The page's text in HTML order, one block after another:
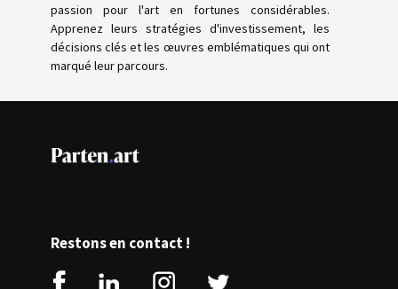
passion pour l'art en fortunes considérables.
Apprenez leurs stratégies d'investissement, les
décisions clés et les œuvres emblématiques qui ont
marqué leur parcours.
Restons en contact !